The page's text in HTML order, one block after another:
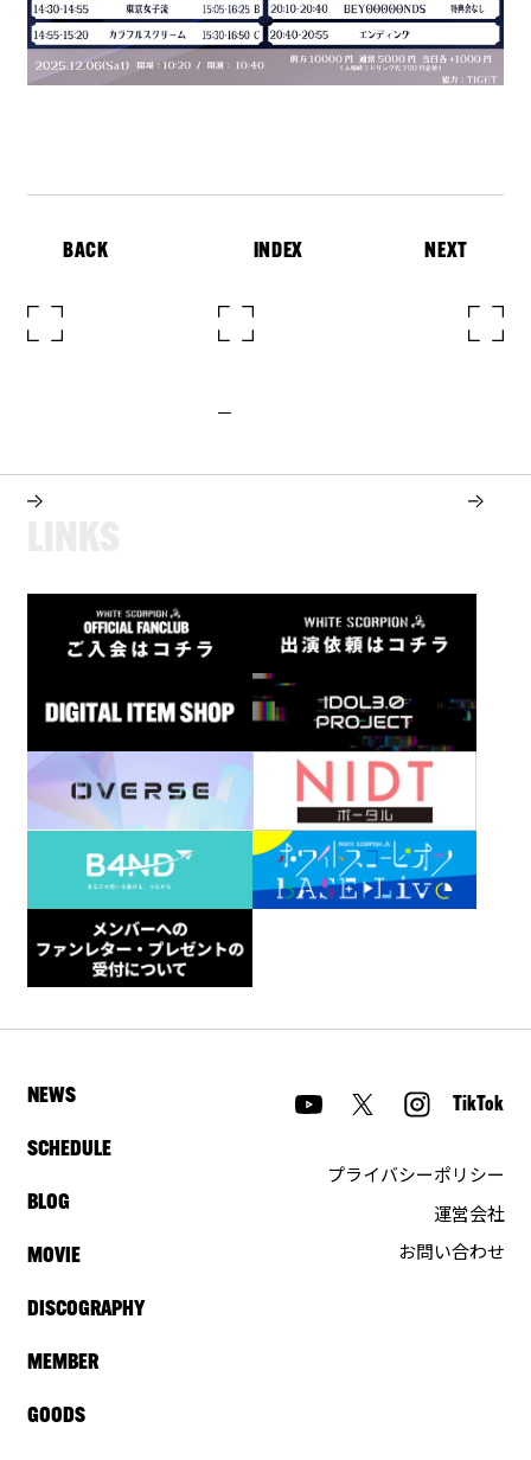
BACK INDEX NEXT
NEWS
SCHEDULE
BLOG
MOVIE
DISCOGRAPHY
MEMBER
GOODS
TikTok
プライバシーポリシー
運営会社
お問い合わせ